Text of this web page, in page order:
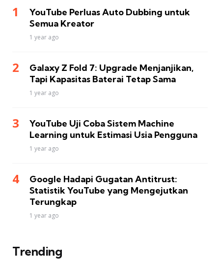
YouTube Perluas Auto Dubbing untuk
Semua Kreator
1 year ago
Galaxy Z Fold 7: Upgrade Menjanjikan,
Tapi Kapasitas Baterai Tetap Sama
1 year ago
YouTube Uji Coba Sistem Machine
Learning untuk Estimasi Usia Pengguna
1 year ago
Google Hadapi Gugatan Antitrust:
Statistik YouTube yang Mengejutkan
Terungkap
1 year ago
Trending